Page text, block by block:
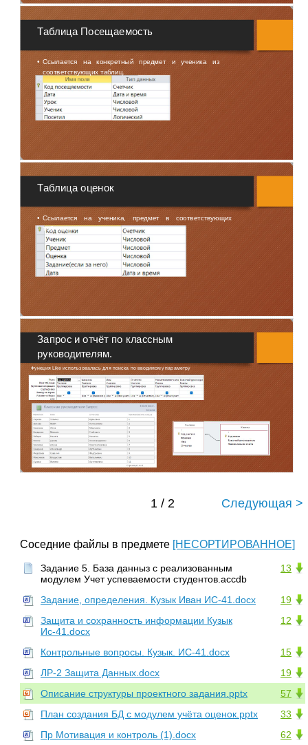
Таблица Посещаемость
• Ссылается на конкретный предмет и ученика из
соответствующих таблиц.
Таблица оценок
• Ссылается на ученика, предмет в соответствующих
таблицах.
Запрос и отчёт по классным
руководителям.
Функция Like использовалась для поиска по вводимому параметру
1 / 2 Следующая >
Соседние файлы в предмете [НЕСОРТИРОВАННОЕ]
13
Задание 5. База данныз с реализованным
модулем Учет успеваемости студентов.accdb
19
Задание, определения. Кузык Иван ИС-41.docx
12
Защита и сохранность информации Кузык
Ис-41.docx
15
Контрольные вопросы. Кузык. ИС-41.docx
19
ЛР-2 Защита Данных.docx
57
Описание структуры проектного задания.pptx
33
План создания БД с модулем учёта оценок.pptx
62
Пр Мотивация и контроль (1).docx